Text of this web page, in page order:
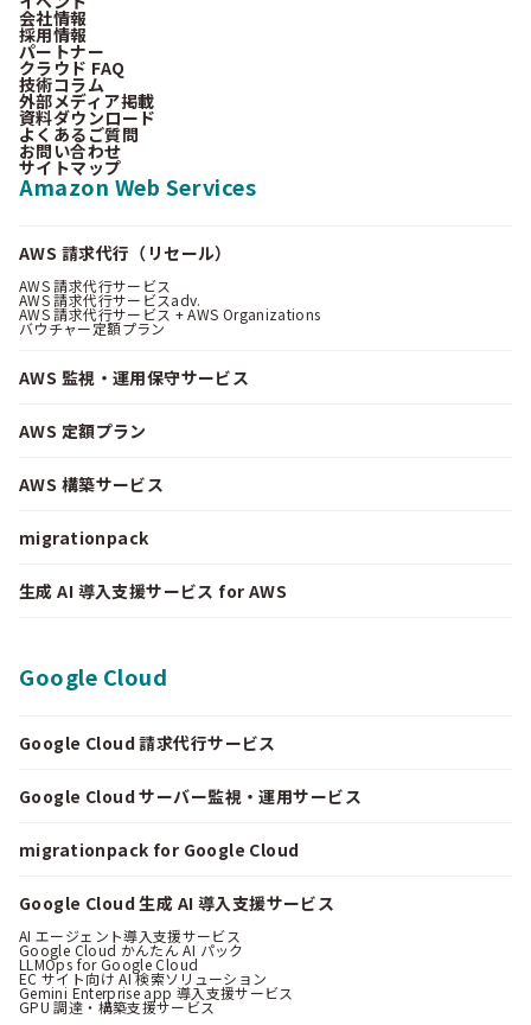
会社情報
採用情報
パートナー
クラウド FAQ
技術コラム
外部メディア掲載
資料ダウンロード
よくあるご質問
お問い合わせ
サイトマップ
Amazon Web Services
AWS 請求代行（リセール）
AWS 請求代行サービス
AWS 請求代行サービスadv.
AWS 請求代行サービス + AWS Organizations
バウチャー定額プラン
AWS 監視・運用保守サービス
AWS 定額プラン
AWS 構築サービス
migrationpack
生成 AI 導入支援サービス for AWS
Google Cloud
Google Cloud 請求代行サービス
Google Cloud サーバー監視・運用サービス
migrationpack for Google Cloud
Google Cloud 生成 AI 導入支援サービス
AI エージェント導入支援サービス
Google Cloud かんたん AI パック
LLMOps for Google Cloud
EC サイト向け AI 検索ソリューション
Gemini Enterprise app 導入支援サービス
GPU 調達・構築支援サービス